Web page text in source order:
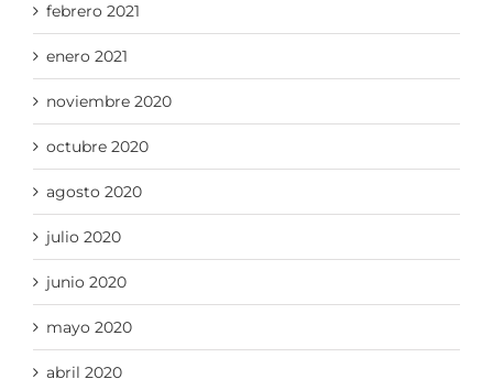
febrero 2021
enero 2021
noviembre 2020
octubre 2020
agosto 2020
julio 2020
junio 2020
mayo 2020
abril 2020